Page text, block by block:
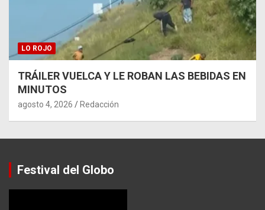
LO ROJO
TRÁILER VUELCA Y LE ROBAN LAS BEBIDAS EN
MINUTOS
agosto 4, 2026 Redacción
Festival del Globo